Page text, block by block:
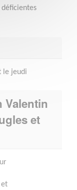
le jeudi
et
et